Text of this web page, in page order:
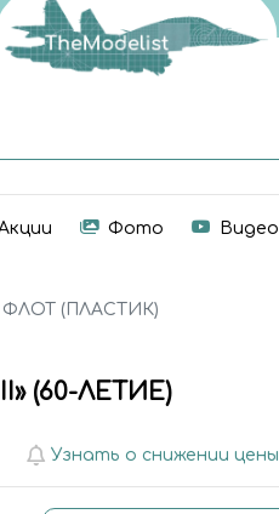
Фото Видео
ФЛОТ (ПЛАСТИК)
(60-ЛЕТИЕ)
Узнать о снижении цены